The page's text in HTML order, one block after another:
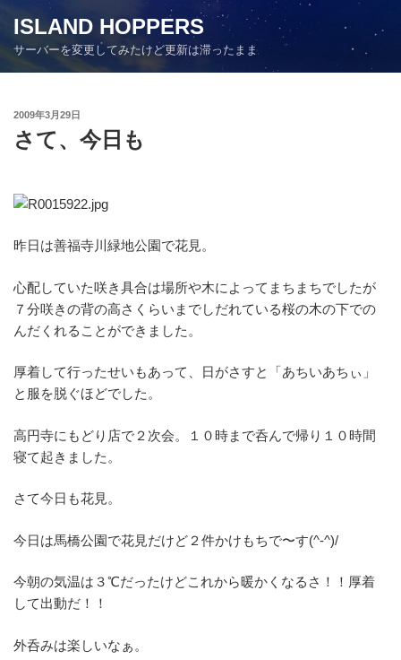
ン
ISLAND HOPPERS
サーバーを変更してみたけど更新は滞ったまま
投
稿
日:
2009年3月29日
さて、今日も
昨日は善福寺川緑地公園で花見。
心配していた咲き具合は場所や木によってまちまちでしたが
７分咲きの背の高さくらいまでしだれている桜の木の下での
んだくれることができました。
厚着して行ったせいもあって、日がさすと「あちいあちぃ」
と服を脱ぐほどでした。
高円寺にもどり店で２次会。１０時まで呑んで帰り１０時間
寝て起きました。
さて今日も花見。
今日は馬橋公園で花見だけど２件かけもちで〜す(^-^)/
今朝の気温は３℃だったけどこれから暖かくなるさ！！厚着
して出動だ！！
外呑みは楽しいなぁ。